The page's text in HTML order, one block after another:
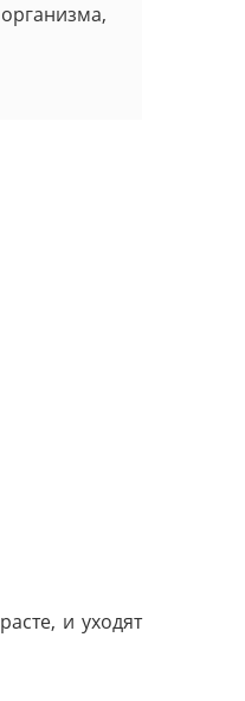
и уходят